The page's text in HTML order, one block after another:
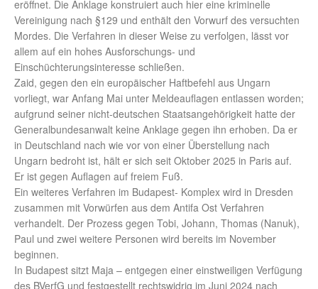
eröffnet. Die Anklage konstruiert auch hier eine kriminelle
Vereinigung nach §129 und enthält den Vorwurf des versuchten
Mordes. Die Verfahren in dieser Weise zu verfolgen, lässt vor
allem auf ein hohes Ausforschungs- und
Einschüchterungsinteresse schließen.
Zaid, gegen den ein europäischer Haftbefehl aus Ungarn
vorliegt, war Anfang Mai unter Meldeauflagen entlassen worden;
aufgrund seiner nicht-deutschen Staatsangehörigkeit hatte der
Generalbundesanwalt keine Anklage gegen ihn erhoben. Da er
in Deutschland nach wie vor von einer Überstellung nach
Ungarn bedroht ist, hält er sich seit Oktober 2025 in Paris auf.
Er ist gegen Auflagen auf freiem Fuß.
Ein weiteres Verfahren im Budapest- Komplex wird in Dresden
zusammen mit Vorwürfen aus dem Antifa Ost Verfahren
verhandelt. Der Prozess gegen Tobi, Johann, Thomas (Nanuk),
Paul und zwei weitere Personen wird bereits im November
beginnen.
In Budapest sitzt Maja – entgegen einer einstweiligen Verfügung
des BVerfG und festgestellt rechtswidrig im Juni 2024 nach